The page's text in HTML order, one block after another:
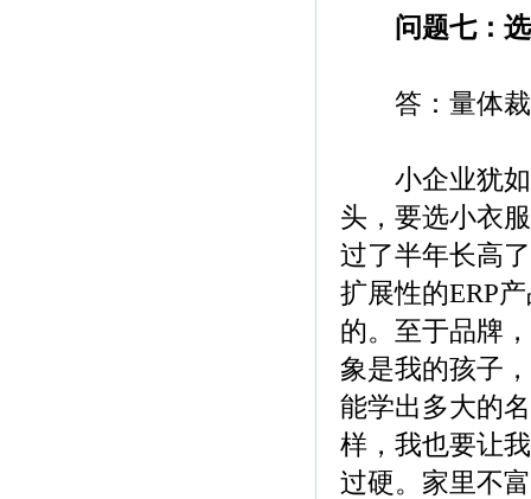
问题七：
答：量体裁
小企业犹如
头，要选小衣
过了半年长高
扩展性的ERP
的。至于品牌
象是我的孩子
能学出多大的
样，我也要让
过硬。家里不